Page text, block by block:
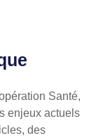
Santé,
enjeux actuels
des